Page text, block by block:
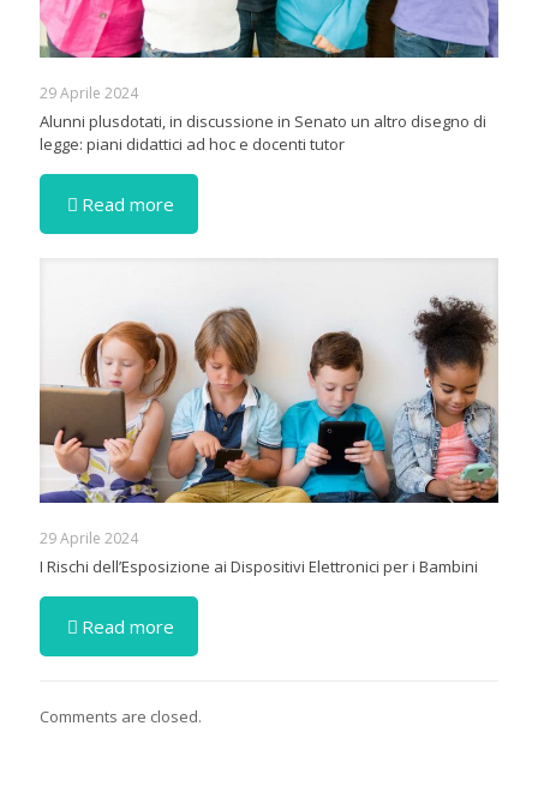
29 Aprile 2024
Alunni plusdotati, in discussione in Senato un altro disegno di
legge: piani didattici ad hoc e docenti tutor
Read more
29 Aprile 2024
I Rischi dell’Esposizione ai Dispositivi Elettronici per i Bambini
Read more
Comments are closed.